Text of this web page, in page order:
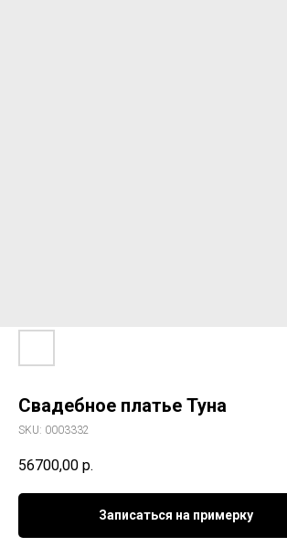
Свадебное платье Туна
SKU: 0003332
56700,00 р.
Записаться на примерку